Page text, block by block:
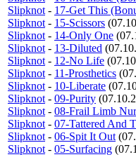
Slipknot - 17-Get This
Slipknot - 15-Scissors
Slipknot - 14-Only One
Slipknot - 13-Diluted
Slipknot - 12-No Life
Slipknot - 11-Prosthetics
Slipknot - 10-Liberate
Slipknot - 09-Purity
Slipknot - 08-Frail Limb
Slipknot - 07-Tattered And
Slipknot - 06-Spit It Out
Slipknot - 05-Surfacing